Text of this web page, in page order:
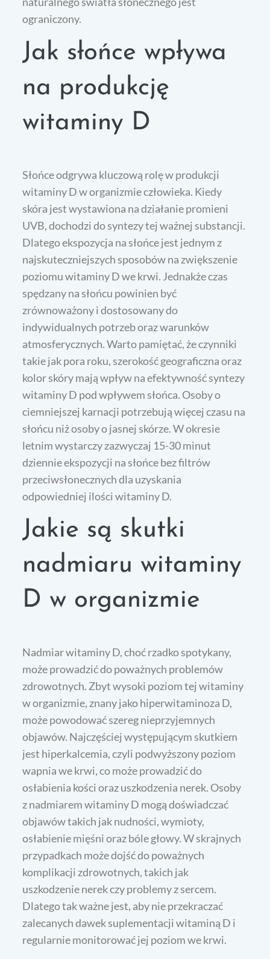
ograniczony.
Jak słońce wpływa
na produkcję
witaminy D
Słońce odgrywa kluczową rolę w produkcji
witaminy D w organizmie człowieka. Kiedy
skóra jest wystawiona na działanie promieni
UVB, dochodzi do syntezy tej ważnej substancji.
Dlatego ekspozycja na słońce jest jednym z
najskuteczniejszych sposobów na zwiększenie
poziomu witaminy D we krwi. Jednakże czas
spędzany na słońcu powinien być
zrównoważony i dostosowany do
indywidualnych potrzeb oraz warunków
atmosferycznych. Warto pamiętać, że czynniki
takie jak pora roku, szerokość geograficzna oraz
kolor skóry mają wpływ na efektywność syntezy
witaminy D pod wpływem słońca. Osoby o
ciemniejszej karnacji potrzebują więcej czasu na
słońcu niż osoby o jasnej skórze. W okresie
letnim wystarczy zazwyczaj 15-30 minut
dziennie ekspozycji na słońce bez filtrów
przeciwsłonecznych dla uzyskania
odpowiedniej ilości witaminy D.
Jakie są skutki
nadmiaru witaminy
D w organizmie
Nadmiar witaminy D, choć rzadko spotykany,
może prowadzić do poważnych problemów
zdrowotnych. Zbyt wysoki poziom tej witaminy
w organizmie, znany jako hiperwitaminoza D,
może powodować szereg nieprzyjemnych
objawów. Najczęściej występującym skutkiem
jest hiperkalcemia, czyli podwyższony poziom
wapnia we krwi, co może prowadzić do
osłabienia kości oraz uszkodzenia nerek. Osoby
z nadmiarem witaminy D mogą doświadczać
objawów takich jak nudności, wymioty,
osłabienie mięśni oraz bóle głowy. W skrajnych
przypadkach może dojść do poważnych
komplikacji zdrowotnych, takich jak
uszkodzenie nerek czy problemy z sercem.
Dlatego tak ważne jest, aby nie przekraczać
zalecanych dawek suplementacji witaminą D i
regularnie monitorować jej poziom we krwi.